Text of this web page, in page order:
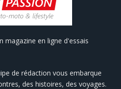
magazine en ligne d'essais
de rédaction vous embarque
des histoires, des voyages.